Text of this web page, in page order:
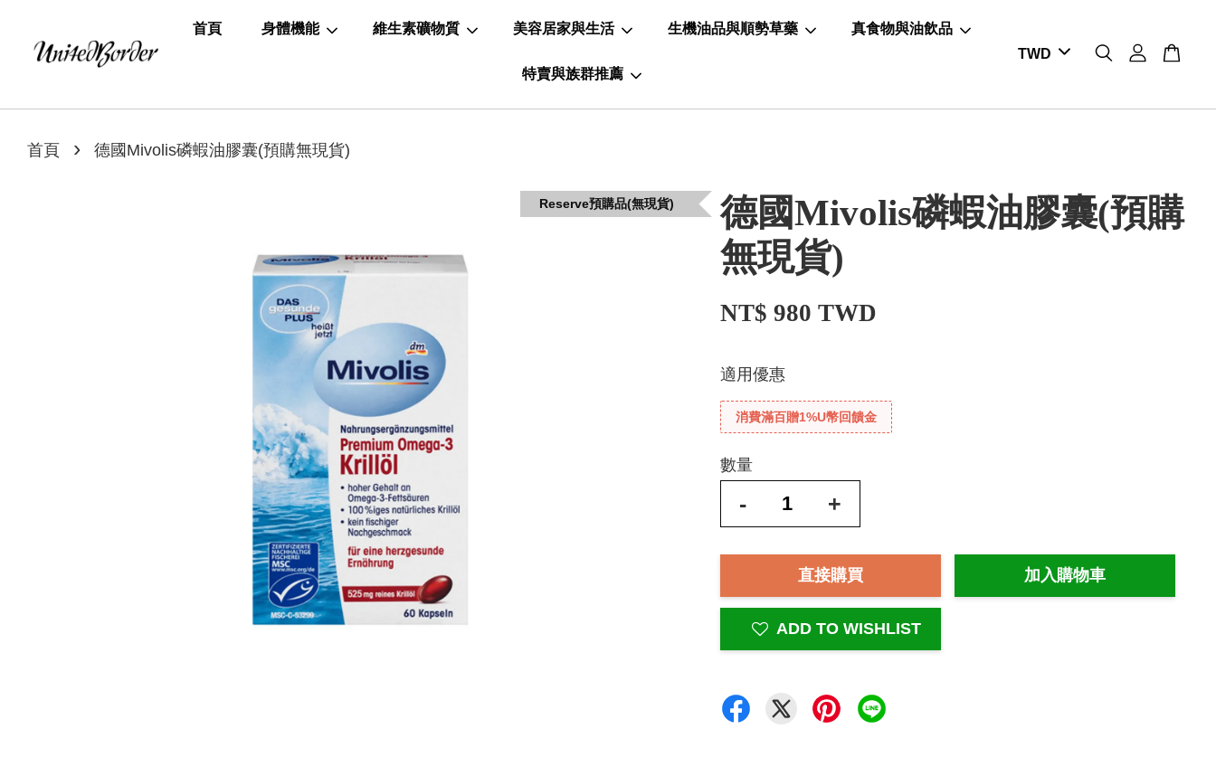
首頁 身體機能 維生素礦物質 美容居家與生活 生機油品與順勢草藥 真食物與油飲品
特賣與族群推薦
首頁 › 德國Mivolis磷蝦油膠囊(預購無現貨)
Reserve預購品(無現貨)
德國Mivolis磷蝦油膠囊(預購
無現貨)
NT$ 980 TWD
適用優惠
消費滿百贈1%U幣回饋金
數量
- +
直接購買 加入購物車
ADD TO WISHLIST